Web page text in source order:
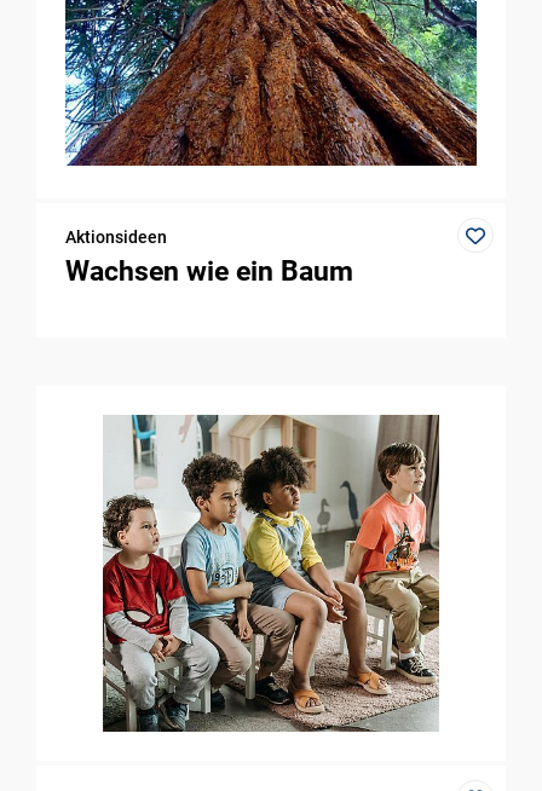
Aktionsideen
Wachsen wie ein Baum